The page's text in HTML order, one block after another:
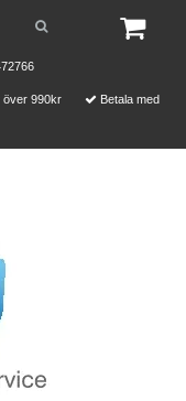
över 990kr Betala med